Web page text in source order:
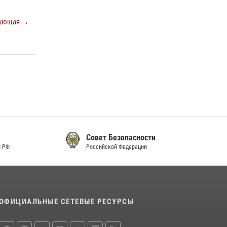
→
Совет Безопасности
Российской Федерации
СЕТЕВЫЕ РЕСУРСЫ